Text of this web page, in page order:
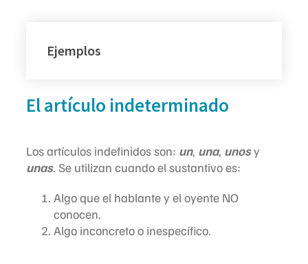
Ejemplos
El artículo indeterminado
Los artículos indefinidos son: un, una, unosy
unas. Se utilizan cuando el sustantivo es:
Algo que el hablante y el oyente NO
conocen.
Algo inconcreto o inespecífico.